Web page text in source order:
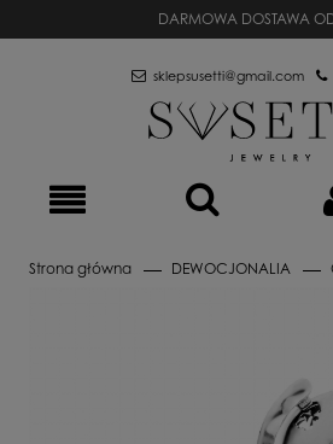
DARMOWA DOSTAWA
sklepsusetti@gmail.com
Strona główna DEWOCJONALIA